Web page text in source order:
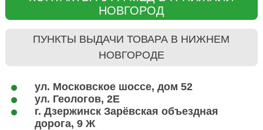
НОВГОРОД
ПУНКТЫ ВЫДАЧИ ТОВАРА В НИЖНЕМ
НОВГОРОДЕ
ул. Московское шоссе, дом 52
ул. Геологов, 2Е
г. Дзержинск Зарёвская объездная
дорога, 9 Ж